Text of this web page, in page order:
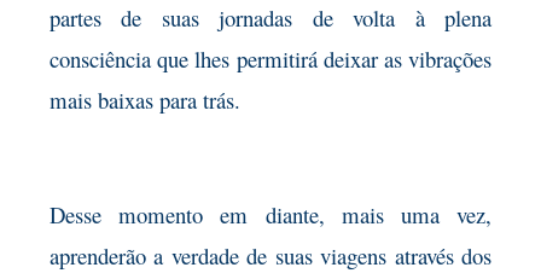
partes de suas jornadas de volta à plena
consciência que lhes permitirá deixar as vibrações
mais baixas para trás.
Desse momento em diante, mais uma vez,
aprenderão a verdade de suas viagens através dos